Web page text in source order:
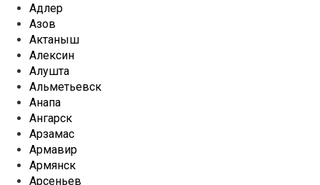
Адлер
Азов
Актаныш
Алексин
Алушта
Альметьевск
Анапа
Ангарск
Арзамас
Армавир
Армянск
Арсеньев
Имя
Телефон
Получить Консультацию
Отправляя заявку, вы подтверждаете согласие с нашей